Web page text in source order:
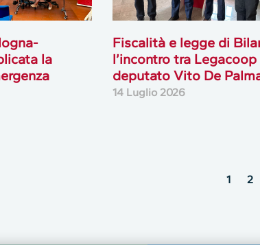
la
Fiscalità e legge di
l’incontro tra Legacoop
deputato Vito De
14 Luglio 2026
1 2